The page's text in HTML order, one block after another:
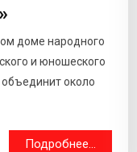
доме народного
и юношеского
около
Подробнее...